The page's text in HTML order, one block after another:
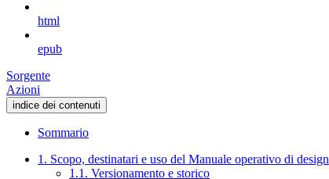
html
epub
Sorgente
Azioni
indice dei contenuti
Sommario
1. Scopo, destinatari e uso del Manuale operativo di design
1.1. Versionamento e storico